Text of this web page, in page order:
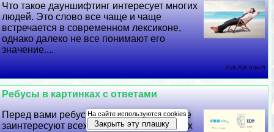
Что такое дayншифтинг интересует многих
людей. Это слово все чаще и чаще
встречается в современном лексиконе,
однако далеко не все понимают его
значение....
21 06 2026 11:16:29
Ребусы в картинках с ответами
Перед вами ребусы в картинках, которые
заинтересуют всех любителей логических
На сайте используются cookies
Закрыть эту плашку